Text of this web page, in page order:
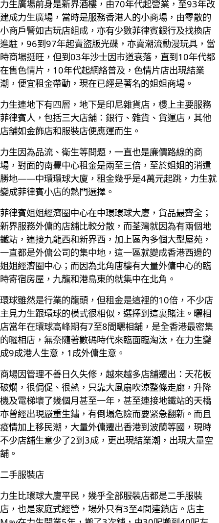
力生廣場前身是新界酒樓，由70年代起營業，至93年改
建成力生廣場，當時是服務香港人的小商場，由零散的
小商戶譬如古玩店組成，亦有少數菲律賓銀行及找換店
進駐，96到97年起賣盜版光碟，亦賣潮流動漫玩具，當
時商場挺旺，但到03年沙士因市道衰落，直到10年代都
在售色情片，10年代起網絡普及，色情片店出現結業
潮，便宜租金帶動，現在已經是著名的姐姐商場。
力生連地下有四層，地下是印尼雜貨店，樓上主要服務
菲律賓人，包括三大店舖：銀行、雜貨、貨運店，其他
店舖如金飾店和服裝店便應運而生。
力生因為品流、衛生等問題，一直也是廉價路線的商
場，對面的南豐中心租金是兩至三倍，至於姐姐的消遣
勝地——中環環球大廈，租金幾乎是4萬元起跳，力生就
變成菲律賓小店的熱門選擇。
菲律賓姐姐經濟圈中心在中環環球大廈，貨品最齊全；
新界服務外傭的店舖比較分散，而荃灣就因為有兩個地
鐵站，連接九龍西和新界西，加上區內多個大型屋苑，
一直都是外傭公司的集中地，這一區就變成香港西邊的
姐姐經濟圈中心；而因為北角唐樓有大量外傭中心的臨
時寄宿房屋，九龍和港島東的就集中在北角。
環球雖然是行業的龍頭，但租金是這裡的10倍，不少店
主見力生跟環球的模式很相似，選擇到這裏賭注。曬相
店當年在環球高峰期有7至8間曬相舖，是全香港最密集
的曬相店，無奈隨著數碼時代來臨面臨淘汰，在力生變
成9成港人生意，1成外傭生意。
商場因管理不善日久失修，越來越多店舖遷出：天花板
破爛，很侷促、很熱，只靠大風扇吹涼整條走廊，升降
機及電梯壞了幾個月甚至一年，甚至連接地鐵站的天橋
亦曾經出現嚴重生鏽，有倒塌危險而要緊急翻新。而且
疫情加上移民潮，大量外傭遷出香港到波蘭等國，現時
不少店舖生意少了2到3成，更出現結業潮，出現大量空
舖。
二手服裝店
力生比環球大廈平民，幾乎全部服裝店都是二手服裝
店，也是家庭式經營，場外只有3至4間連鎖店。店主